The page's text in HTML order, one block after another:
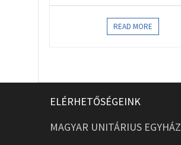
READ MORE
ELÉRHETŐSÉGEINK
MAGYAR UNITÁRIUS EGYHÁZ